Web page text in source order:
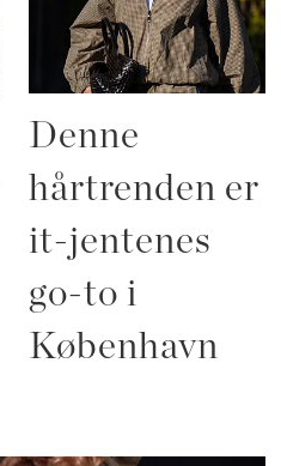
Denne
hårtrenden er
it-jentenes
go-to i
København